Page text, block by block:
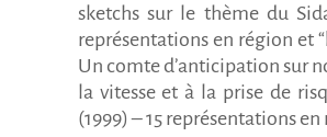
sketchs sur le thème du
représentations en région et “
Un comte d’anticipation sur
la vitesse et à la prise de
(1999) – 15 représentations